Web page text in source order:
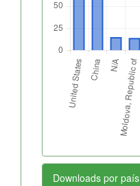
Downloads por país